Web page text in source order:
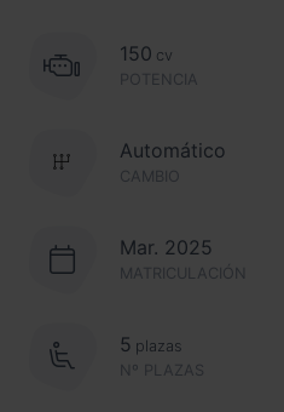
150 cv
POTENCIA
CAMBIO
Automático
Mar. 2025
MATRICULACIÓN
Nº PLAZAS
5 plazas